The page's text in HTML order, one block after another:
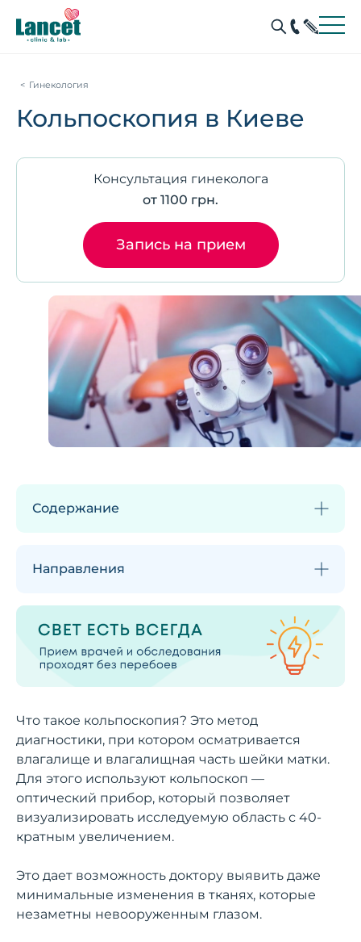
Гинекология
Кольпоскопия в Киеве
Консультация гинеколога
от 1100 грн.
Запись на прием
Что такое кольпоскопия? Это метод
диагностики, при котором осматривается
влагалище и влагалищная часть шейки матки.
Для этого используют кольпоскоп —
оптический прибор, который позволяет
визуализировать исследуемую область с 40-
кратным увеличением.
Это дает возможность доктору выявить даже
минимальные изменения в тканях, которые
незаметны невооруженным глазом.
Содержание
Направления